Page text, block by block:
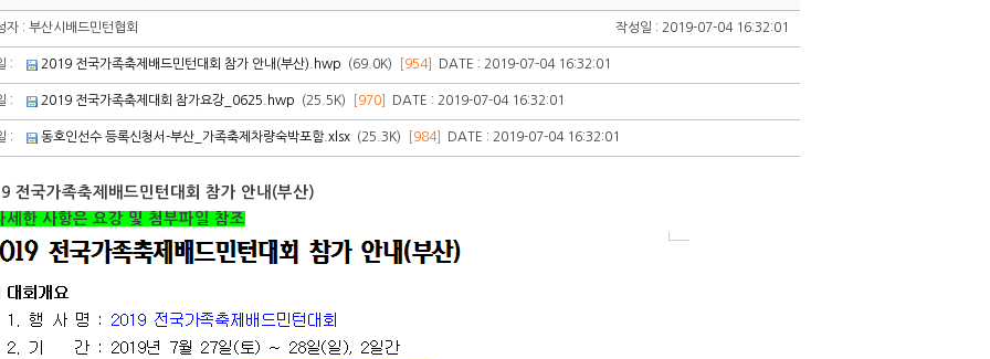
자 : 부산시배드민턴협회 작성일 : 2019-07-04 16:32:01
: 2019 전국가족축제배드민턴대회 참가 안내(부산).hwp (69.0K) [954] DATE : 2019-07-04 16:32:01
: 2019 전국가족축제대회 참가요강_0625.hwp (25.5K) [970] DATE : 2019-07-04 16:32:01
: 동호인선수 등록신청서-부산_가족축제차량숙박포함.xlsx (25.3K) [984] DATE : 2019-07-04 16:32:01
전국가족축제배드민턴대회 참가 안내(부산)
한 사항은 요강 및 첨부파일 참조